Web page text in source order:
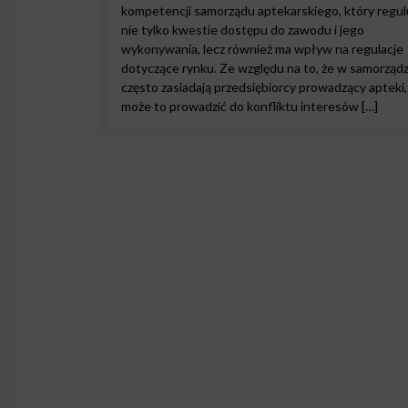
kompetencji samorządu aptekarskiego, który
nie tylko kwestie dostępu do zawodu i jego
wykonywania, lecz również ma wpływ na regulacje
dotyczące rynku. Ze względu na to, że w
często zasiadają przedsiębiorcy prowadzący apteki,
może to prowadzić do konfliktu interesów […]